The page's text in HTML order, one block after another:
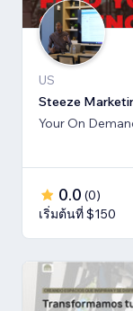
US
Steeze
Your On
0.0 (0)
เริ่มต้นที่ $150